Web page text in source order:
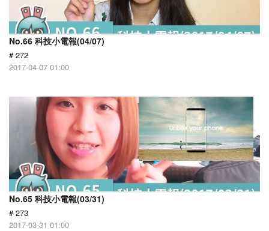
No.66 科技小電報(04/07)
# 272
2017-04-07 01:00
No.65 科技小電報(03/31)
# 273
2017-03-31 01:00